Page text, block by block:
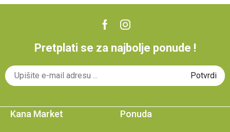
Pretplati se za najbolje ponude !
Kana Market Ponuda